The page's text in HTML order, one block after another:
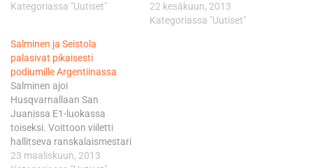
voi olla tähän sijoitukseen
että ylsin podiumille vähän
huonompanakin päivänä.
Salminen johti luokkaansa
vielä ensimmäisen
kierroksen jälkeen, kunnes
pelin henki muuttui toisella
crossitestillä. - Kaaduin
vallista irtokiville ja
tussasin…
Kategoriassa "Uutiset"
huono päivä, harmitteli
pisteissä toisena oleva
22 kesäkuun, 2013
Kategoriassa "Uutiset"
Salminen ja Seistola
palasivat pikaisesti
podiumille Argentiinassa
Salminen ajoi
Husqvarnallaan San
Juanissa E1-luokassa
toiseksi. Voittoon viiletti
hallitseva ranskalaismestari
Antoine Meo, joka korjasi
23 maaliskuun, 2013